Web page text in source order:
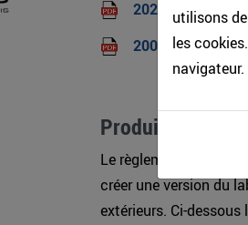
utilisons
les
navigateur.
2025-
Produits en bois
Le règlement du label
créer une version du
extérieurs. Ci-